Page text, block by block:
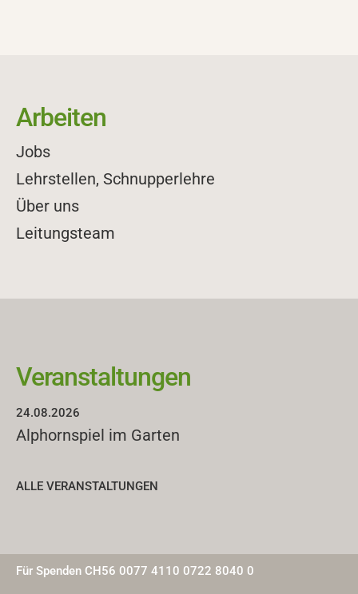
Arbeiten
Jobs
Lehrstellen, Schnupperlehre
Über uns
Leitungsteam
Veranstaltungen
24.08.2026
Alphornspiel im Garten
ALLE VERANSTALTUNGEN
casa falveng Seniorenzentrum
Via Musel 21·7013 Domat/Ems
falveng@hin.ch
Für Spenden CH56 0077 4110 0722 8040 0